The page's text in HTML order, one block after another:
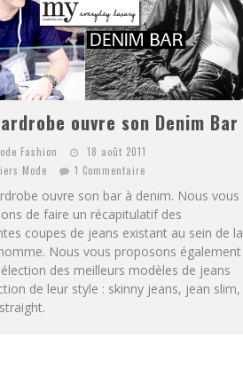
ouvre son Denim Bar
Fashion
18 août 2011
Mode
1 Commentaire
ouvre son bar à denim. Nous vous
de faire un récapitulatif des
coupes de jeans existant au sein de la
Nous vous proposons également
des meilleurs modèles de jeans
de leur style : skinny jeans, jean slim,